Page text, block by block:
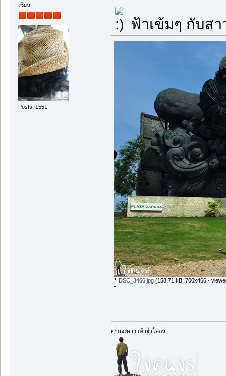
เซียน
Posts: 1551
ฟ้าเข้มๆ กับสา
DSC_3466.jpg(158.71 kB, 700x466 -
ตามองดาว เท้าย่ำโคลน